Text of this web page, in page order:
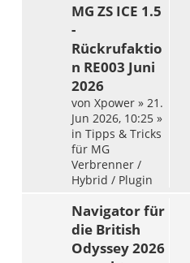
MG ZS ICE 1.5
-
Rückrufaktio
n RE003 Juni
2026
von Xpower » 21.
Jun 2026, 10:25 »
in Tipps & Tricks
für MG
Verbrenner /
Hybrid / Plugin
Navigator für
die British
Odyssey 2026